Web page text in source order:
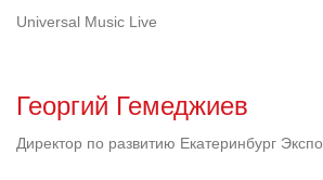
Universal Music Live
Георгий Гемеджиев
Директор по развитию Екатеринбург Экспо